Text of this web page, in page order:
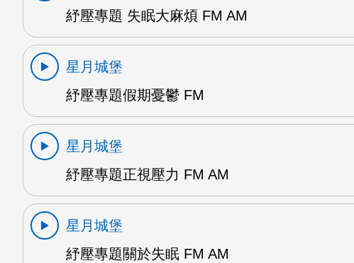
紓壓專題 失眠大麻煩 FM AM
星月城堡
紓壓專題假期憂鬱 FM
星月城堡
紓壓專題正視壓力 FM AM
星月城堡
紓壓專題關於失眠 FM AM